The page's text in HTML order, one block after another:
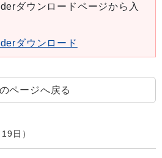
ダウンロードページから入
ダウンロード
ページへ戻る
日